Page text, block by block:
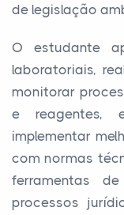
de legislação
O estudante
laboratoriais,
monitorar
e reagentes,
implementar
com normas
ferramentas
processos